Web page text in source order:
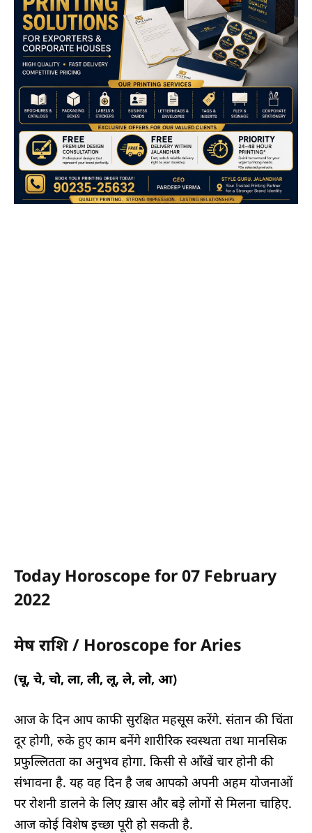
Today Horoscope for 07 February
2022
मेष राशि / Horoscope for Aries
(चू, चे, चो, ला, ली, लू, ले, लो, आ)
आज के दिन आप काफी सुरक्षित महसूस करेंगे. संतान की चिंता
दूर होगी, रुके हुए काम बनेंगे शारीरिक स्वस्थता तथा मानसिक
प्रफुल्लितता का अनुभव होगा. किसी से आँखें चार होनी की
संभावना है. यह वह दिन है जब आपको अपनी अहम योजनाओं
पर रोशनी डालने के लिए ख़ास और बड़े लोगों से मिलना चाहिए.
आज कोई विशेष इच्छा पूरी हो सकती है.